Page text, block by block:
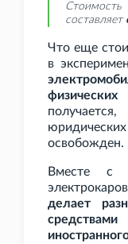
составляет
Что еще
в
освобожден.
Вместе с
делает